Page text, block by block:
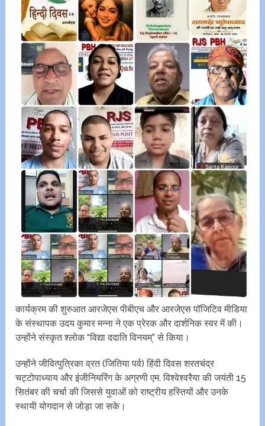
कार्यक्रम की शुरुआत आरजेएस पीबीएच और आरजेएस पॉजिटिव मीडिया
के संस्थापक उदय कुमार मन्ना ने एक प्रेरक और दार्शनिक स्वर में की।
उन्होंने संस्कृत श्लोक “विद्या ददाति विनयम्” से किया।
उन्होंने जीवित्पुत्रिका व्रत (जितिया पर्व) हिंदी दिवस शरतचंद्र
चट्टोपाध्याय और इंजीनियरिंग के अग्रणी एम. विश्वेश्वरैया की जयंती 15
सितंबर की चर्चा की जिससे युवाओं को राष्ट्रीय हस्तियों और उनके
स्थायी योगदान से जोड़ा जा सके।